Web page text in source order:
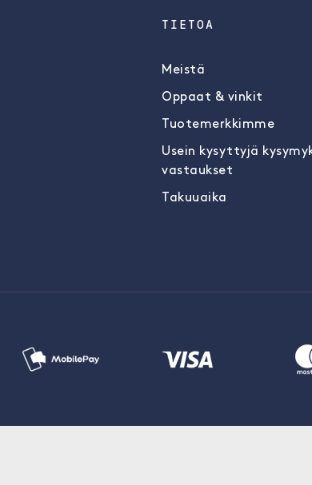
TIETOA
Meistä
Oppaat & vinkit
Tuotemerkkimme
Usein kysyttyjä
vastaukset
Takuuaika